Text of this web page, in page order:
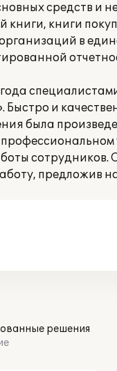
средств и
книги, книги
организаций в
Быстро и
была
предложив
решения